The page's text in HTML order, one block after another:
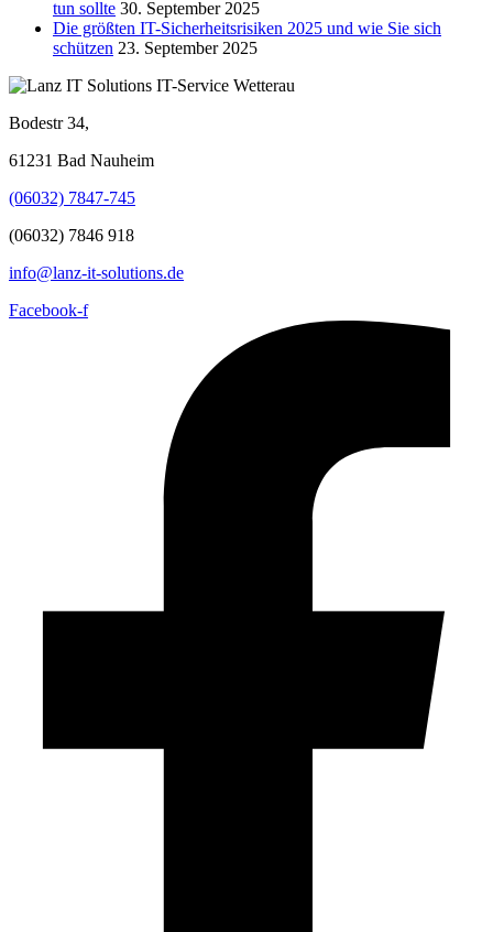
tun sollte 30. September 2025
Die größten IT-Sicherheitsrisiken 2025 und wie Sie sich
schützen 23. September 2025
Bodestr 34,
61231 Bad Nauheim
(06032) 7847-745
(06032) 7846 918
info@lanz-it-solutions.de
Facebook-f